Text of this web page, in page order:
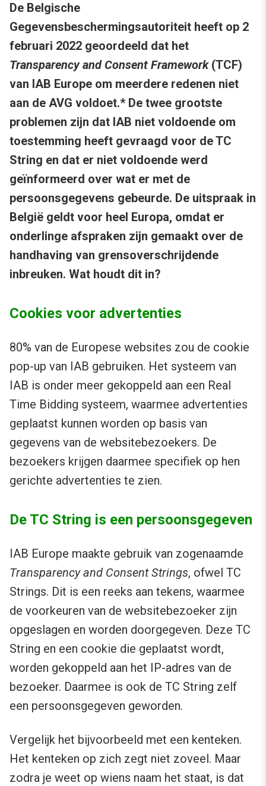
De Belgische
Gegevensbeschermingsautoriteit heeft op 2
februari 2022 geoordeeld dat het
Transparency and Consent Framework(TCF)
van IAB Europe om meerdere redenen niet
aan de AVG voldoet.* De twee grootste
problemen zijn dat IAB niet voldoende om
toestemming heeft gevraagd voor de TC
String en dat er niet voldoende werd
geïnformeerd over wat er met de
persoonsgegevens gebeurde. De uitspraak in
België geldt voor heel Europa, omdat er
onderlinge afspraken zijn gemaakt over de
handhaving van grensoverschrijdende
inbreuken. Wat houdt dit in?
Cookies voor advertenties
80% van de Europese websites zou de cookie
pop-up van IAB gebruiken. Het systeem van
IAB is onder meer gekoppeld aan een Real
Time Bidding systeem, waarmee advertenties
geplaatst kunnen worden op basis van
gegevens van de websitebezoekers. De
bezoekers krijgen daarmee specifiek op hen
gerichte advertenties te zien.
De TC String is een persoonsgegeven
IAB Europe maakte gebruik van zogenaamde
Transparency and Consent Strings, ofwel TC
Strings. Dit is een reeks aan tekens, waarmee
de voorkeuren van de websitebezoeker zijn
opgeslagen en worden doorgegeven. Deze TC
String en een cookie die geplaatst wordt,
worden gekoppeld aan het IP-adres van de
bezoeker. Daarmee is ook de TC String zelf
een persoonsgegeven geworden.
Vergelijk het bijvoorbeeld met een kenteken.
Het kenteken op zich zegt niet zoveel. Maar
zodra je weet op wiens naam het staat, is dat